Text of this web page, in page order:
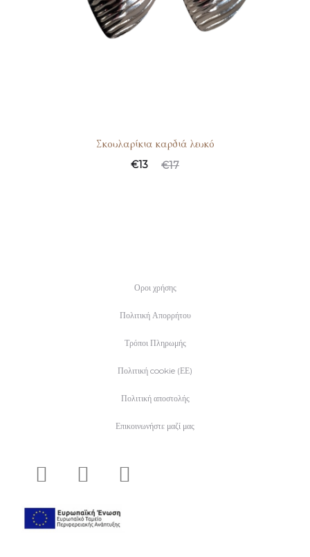
Σκουλαρίκια καρδιά λευκό
€17
€13
Οροι χρήσης
Πολιτική Απορρήτου
Τρόποι Πληρωμής
Πολιτική cookie (ΕΕ)
Πολιτική αποστολής
Επικοινωνήστε μαζί μας